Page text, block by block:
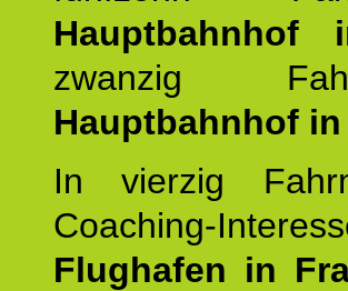
Hauptbahnhof
zwanzig
Hauptbahnhof
In vierzig
Coaching-
Flughafen in